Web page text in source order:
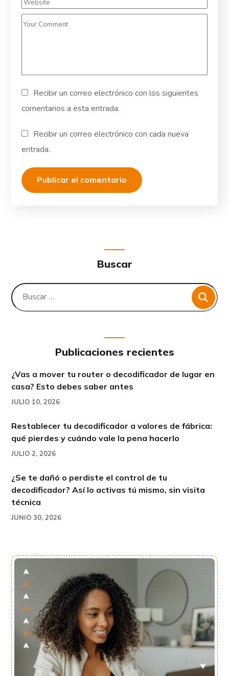
Recibir un correo electrónico con los siguientes
comentarios a esta entrada.
Recibir un correo electrónico con cada nueva
entrada.
Buscar
Publicaciones recientes
¿Vas a mover tu router o decodificador de lugar en
casa? Esto debes saber antes
JULIO 10, 2026
Restablecer tu decodificador a valores de fábrica:
qué pierdes y cuándo vale la pena hacerlo
JULIO 2, 2026
¿Se te dañó o perdiste el control de tu
decodificador? Así lo activas tú mismo, sin visita
técnica
JUNIO 30, 2026